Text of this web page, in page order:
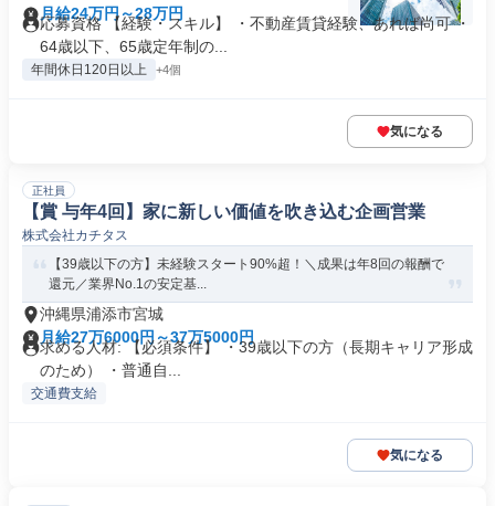
月給24万円～28万円
応募資格 【経験・スキル】 ・不動産賃貸経験、あれば尚可 ・
64歳以下、65歳定年制の...
年間休日120日以上 +4個
気になる
正社員
【賞 与年4回】家に新しい価値を吹き込む企画営業
株式会社カチタス
【39歳以下の方】未経験スタート90%超！＼成果は年8回の報酬で
還元／業界No.1の安定基...
沖縄県浦添市宮城
月給27万6000円～37万5000円
求める人材: 【必須条件】 ・39歳以下の方（長期キャリア形成
のため） ・普通自...
交通費支給
気になる